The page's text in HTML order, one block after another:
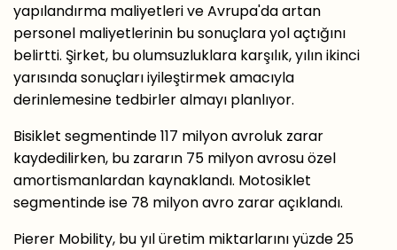
yapılandırma maliyetleri ve Avrupa'da artan
personel maliyetlerinin bu sonuçlara yol açtığını
belirtti. Şirket, bu olumsuzluklara karşılık, yılın ikinci
yarısında sonuçları iyileştirmek amacıyla
derinlemesine tedbirler almayı planlıyor.
Bisiklet segmentinde 117 milyon avroluk zarar
kaydedilirken, bu zararın 75 milyon avrosu özel
amortismanlardan kaynaklandı. Motosiklet
segmentinde ise 78 milyon avro zarar açıklandı.
Pierer Mobility, bu yıl üretim miktarlarını yüzde 25